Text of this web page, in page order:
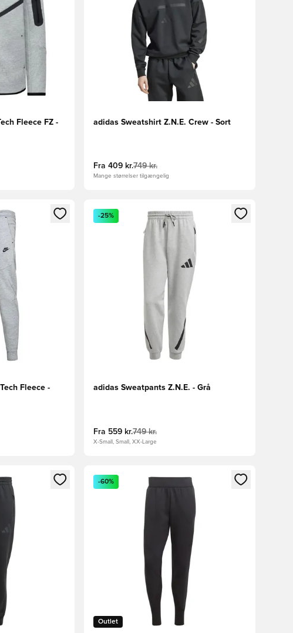
Fleece FZ -
adidas Sweatshirt Z.N.E. Crew - Sort
Fra 409 kr.749 kr.
Mange størrelser tilgængelig
ind eller tilmelde dig som medlem
Fleece -
Åbner en Modal til at logge ind eller tilmelde dig
-25%
adidas Sweatpants Z.N.E. - Grå
Fra 559 kr.749 kr.
X-Small, Small, XX-Large
ind eller tilmelde dig som medlemÅbner en Modal til at logge ind eller tilmelde dig
Outlet
-60%